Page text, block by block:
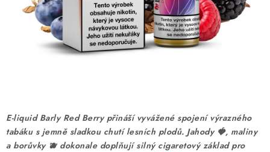
BATERIE A NABÍJEČKY
GRIPY & MODY
PŘÍSLUŠENSTVÍ
E-liquid Barly Red Berry přináší vyvážené spojení výrazného
tabáku s jemně sladkou chutí lesních plodů. Jahody 🍓, maliny
a borůvky 🫐 dokonale doplňují silný cigaretový základ pro